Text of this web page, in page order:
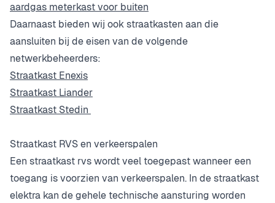
aardgas meterkast voor buiten
Daarnaast bieden wij ook straatkasten aan die
aansluiten bij de eisen van de volgende
netwerkbeheerders:
Straatkast Enexis
Straatkast Liander
Straatkast Stedin
Straatkast RVS en verkeerspalen
Een straatkast rvs wordt veel toegepast wanneer een
toegang is voorzien van verkeerspalen. In de straatkast
elektra kan de gehele technische aansturing worden